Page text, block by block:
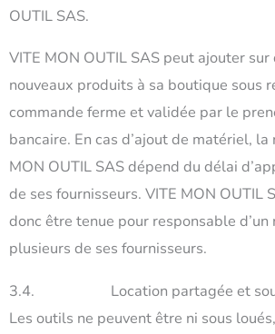
OUTIL SAS.
VITE MON OUTIL SAS peut ajouter
nouveaux produits à sa boutique sous
commande ferme et validée par le
bancaire. En cas d’ajout de matériel,
MON OUTIL SAS dépend du délai
de ses fournisseurs. VITE MON OUTIL
donc être tenue pour responsable
plusieurs de ses fournisseurs.
3.4. Location partagée et sous
Les outils ne peuvent être ni sous